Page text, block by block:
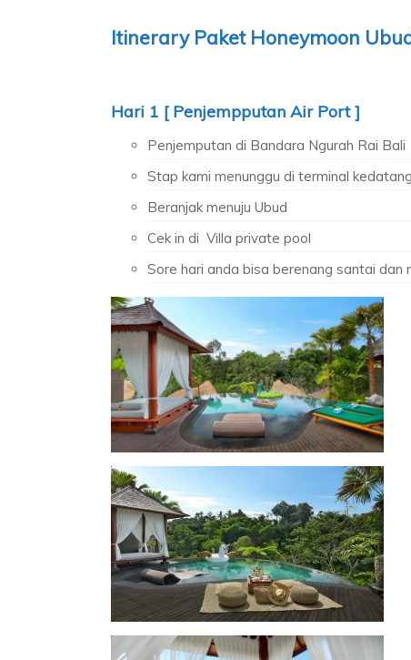
Itinerary Paket Honeymoon
Hari 1 [ Penjempputan Air Port ]
Penjemputan di Bandara Ngurah Rai Bali
Stap kami menunggu di terminal
Beranjak menuju Ubud
Cek in di Villa private pool
Sore hari anda bisa berenang santai dan